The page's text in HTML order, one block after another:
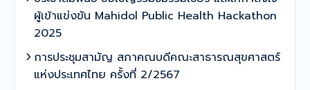
ผู้เข้าแข่งขัน Mahidol Public Health Hackathon
2025
การประชุมสามัญ สภาคณบดีคณะสาธารณสุขศาสตร์
แห่งประเทศไทย ครั้งที่ 2/2567